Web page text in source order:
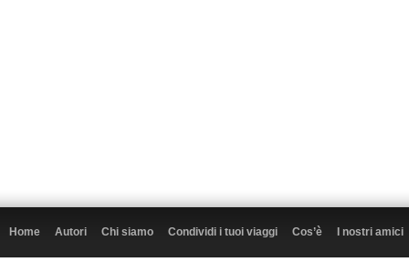
Home Autori Chi siamo Condividi i tuoi viaggi Cos’è I nostri amici